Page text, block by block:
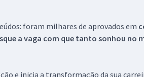
foram milhares de aprovados em
a vaga com que tanto sonhou no
e inicia a transformação da sua